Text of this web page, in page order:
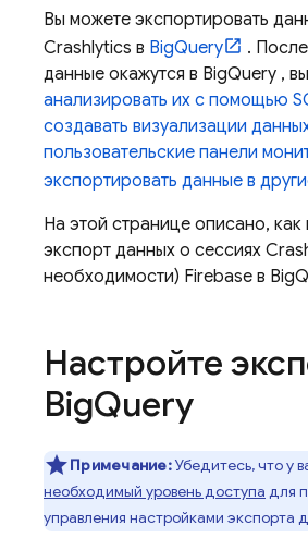
Вы можете экспортировать
Crashlytics в BigQuery
.
данные окажутся в BigQuery ,
анализировать их с помощью
создавать визуализации
пользовательские панели
экспортировать данные в
На этой странице описано, как
экспорт данных о сессиях
необходимости) Firebase в
Настройте
BigQuery
Примечание:Убедитесь, что у
необходимый уровень доступа для
управления настройками экспорта